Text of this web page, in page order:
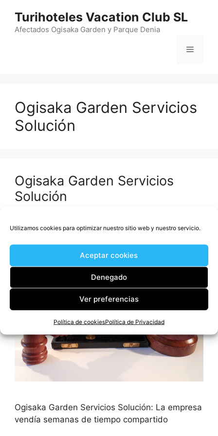
Utilizamos cookies para optimizar nuestro sitio web y nuestro servicio.
Aceptar cookies
Denegado
Ver preferencias
Política de cookiesPolítica de Privacidad
contenido
Turihoteles Vacation Club SL
Afectados Ogisaka Garden y Parque Denia
Menú
Ogisaka Garden Servicios
Solución
Ogisaka Garden Servicios
Solución
Ogisaka Garden Servicios Solución: La empresa
vendía semanas de tiempo compartido